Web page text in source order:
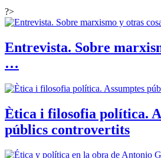
?>
Entrevista. Sobre
…
Ètica i filosofia política.
públics controvertits